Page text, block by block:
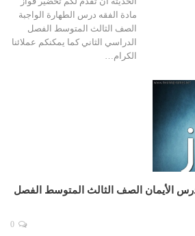
مادة الفقه درس الطهارة الواجبة
الصف الثالث المتوسط الفصل
الدراسي الثاني كما يمكنكم عملائنا
الكرام…
الأيمان الصف الثالث المتوسط الفصل